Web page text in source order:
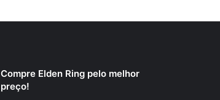
Compre Elden Ring pelo melhor
preço!